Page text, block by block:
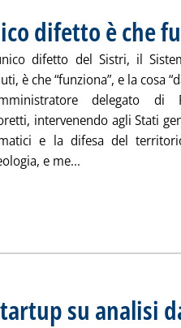
difetto è che
difetto del Sistri, il
è che “funziona”, e la cosa
delegato di
intervenendo agli Stati
e la difesa del
e me...
su analisi